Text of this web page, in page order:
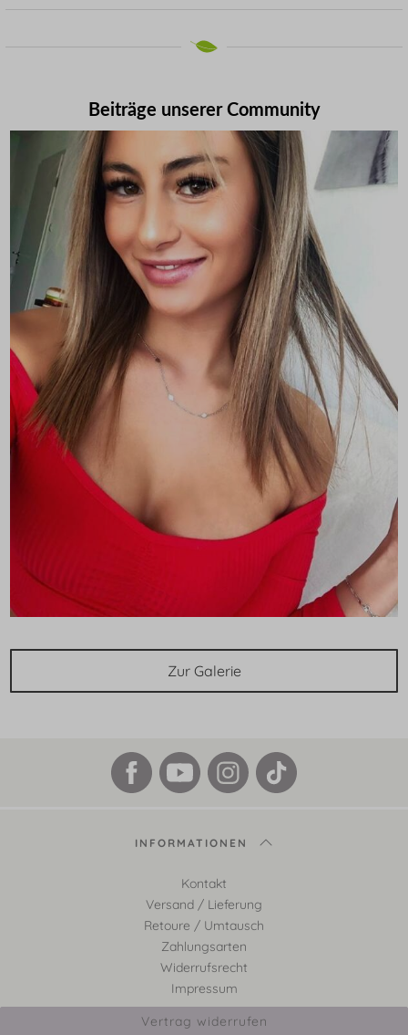
Beiträge unserer Community
Zur Galerie
INFORMATIONEN
Kontakt
Versand / Lieferung
Retoure / Umtausch
Zahlungsarten
Widerrufsrecht
Impressum
Vertrag widerrufen